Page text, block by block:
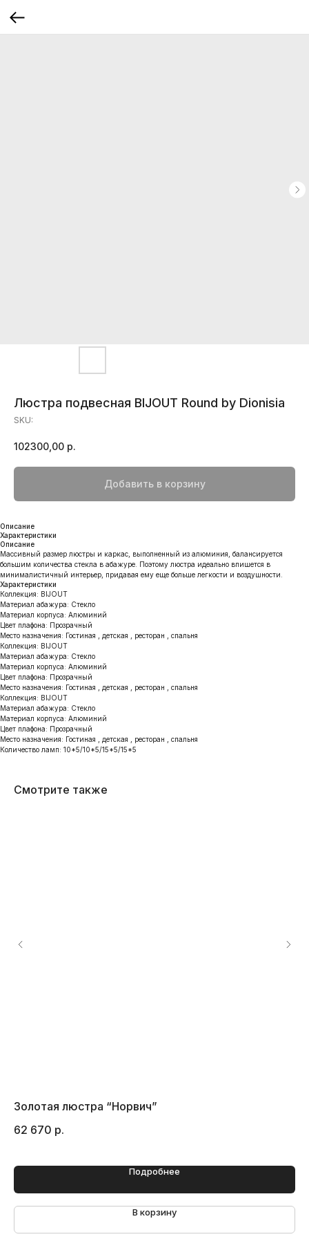
Люстра подвесная BIJOUT Round by Dionisia
SKU:
102300,00 р.
Добавить в корзину
Описание
Характеристики
Описание
Массивный размер люстры и каркас, выполненный из алюминия, балансируется
большим количества стекла в абажуре. Поэтому люстра идеально впишется в
минималистичный интерьер, придавая ему еще больше легкости и воздушности.
Характеристики
Коллекция: BIJOUT
Материал абажура: Стекло
Материал корпуса: Алюминий
Цвет плафона: Прозрачный
Место назначения: Гостиная , детская , ресторан , спальня
Коллекция: BIJOUT
Материал абажура: Стекло
Материал корпуса: Алюминий
Цвет плафона: Прозрачный
Место назначения: Гостиная , детская , ресторан , спальня
Коллекция: BIJOUT
Материал абажура: Стекло
Материал корпуса: Алюминий
Цвет плафона: Прозрачный
Место назначения: Гостиная , детская , ресторан , спальня
Количество ламп: 10*5/10*5/15*5/15*5
Смотрите также
Золотая люстра “Норвич”
62 670 р.
Подробнее
В корзину